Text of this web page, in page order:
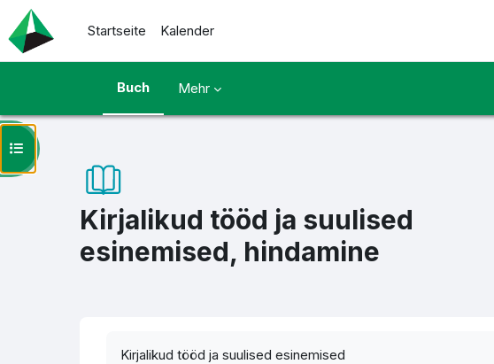
Zum Hauptinhalt
Startseite
Kalender
Buch Mehr
Kirjalikud tööd ja suulised
esinemised, hindamine
Kursindex öffnen
Kirjalikud tööd ja suulised esinemised